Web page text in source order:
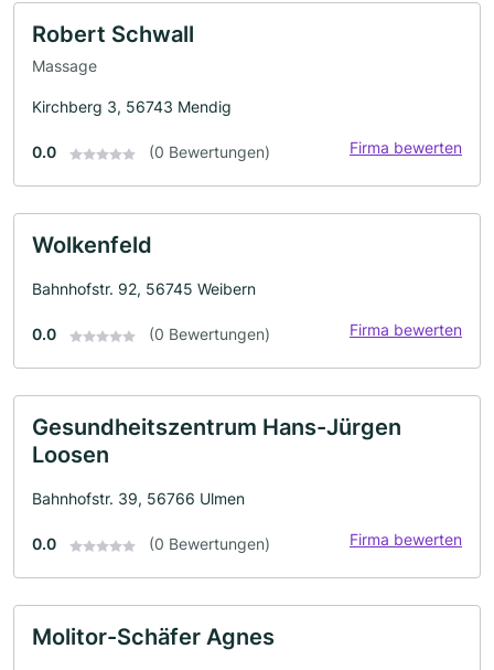
Robert Schwall
Massage
Kirchberg 3, 56743 Mendig
0.0 (0 Bewertungen) Firma bewerten
Wolkenfeld
Bahnhofstr. 92, 56745 Weibern
0.0 (0 Bewertungen) Firma bewerten
Gesundheitszentrum Hans-Jürgen
Loosen
Bahnhofstr. 39, 56766 Ulmen
0.0 (0 Bewertungen) Firma bewerten
Molitor-Schäfer Agnes